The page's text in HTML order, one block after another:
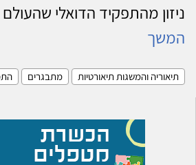
ניזון מהתפקיד הדואלי
המשך
תיאוריה והמשגות תיאורטיות מתבגרים